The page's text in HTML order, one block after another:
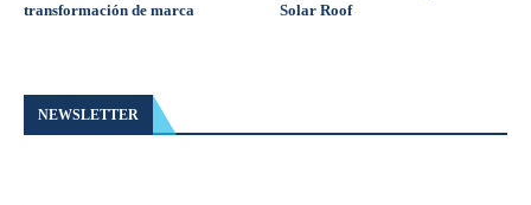
transformación de marca
Solar Roof
NEWSLETTER